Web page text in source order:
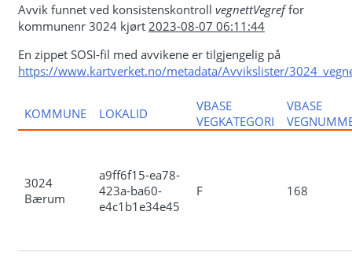
Avvik funnet ved konsistenskontroll vegnettVegreffor
kommunenr 3024 kjørt 2023-08-07 06:11:44
En zippet SOSI-fil med avvikene er tilgjengelig på
https://www.kartverket.no/metadata/Avvikslister/
KOMMUNE LOKALID
VBASE
VEGKATEGORI
VBASE
3024
Bærum
a9ff6f15-ea78-
423a-ba60-
e4c1b1e34e45
F 168